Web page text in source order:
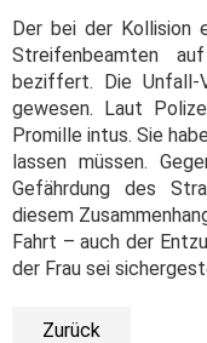
Der bei der Kollision
Streifenbeamten
beziffert. Die Unfall-
gewesen. Laut
Promille intus. Sie
lassen müssen.
Gefährdung des
diesem
Fahrt – auch der
der Frau sei
Zurück